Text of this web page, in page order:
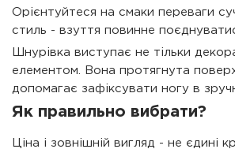
Орієнтуйтеся на смаки переваги
стиль - взуття повинне
Шнурівка виступає не тільки
елементом. Вона протягнута
допомагає зафіксувати ногу в
Як правильно вибрати?
Ціна і зовнішній вигляд - не єдині